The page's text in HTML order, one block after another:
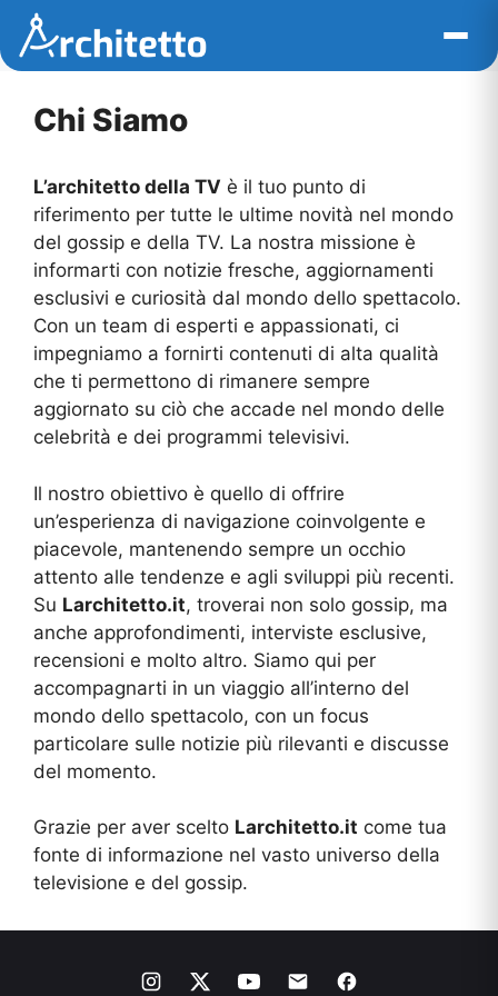
contenuto
Chi Siamo
L’architetto della TV è il tuo punto di
riferimento per tutte le ultime novità nel mondo
del gossip e della TV. La nostra missione è
informarti con notizie fresche, aggiornamenti
esclusivi e curiosità dal mondo dello spettacolo.
Con un team di esperti e appassionati, ci
impegniamo a fornirti contenuti di alta qualità
che ti permettono di rimanere sempre
aggiornato su ciò che accade nel mondo delle
celebrità e dei programmi televisivi.
Il nostro obiettivo è quello di offrire
un’esperienza di navigazione coinvolgente e
piacevole, mantenendo sempre un occhio
attento alle tendenze e agli sviluppi più recenti.
Su Larchitetto.it, troverai non solo gossip, ma
anche approfondimenti, interviste esclusive,
recensioni e molto altro. Siamo qui per
accompagnarti in un viaggio all’interno del
mondo dello spettacolo, con un focus
particolare sulle notizie più rilevanti e discusse
del momento.
Grazie per aver scelto Larchitetto.it come tua
fonte di informazione nel vasto universo della
televisione e del gossip.